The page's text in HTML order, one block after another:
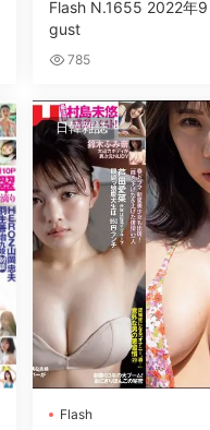
Flash N.1655 2022年
gust
785
日韓雜誌
Flash